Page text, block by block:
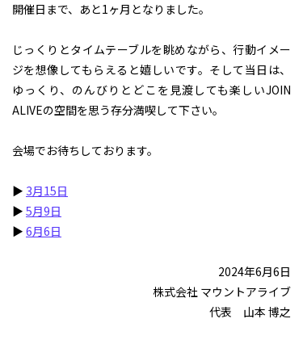
開催日まで、あと1ヶ月となりました。
じっくりとタイムテーブルを眺めながら、行動イメー
ジを想像してもらえると嬉しいです。そして当日は、
ゆっくり、のんびりとどこを見渡しても楽しいJOIN
ALIVEの空間を思う存分満喫して下さい。
会場でお待ちしております。
▶ 3月15日
▶ 5月9日
▶ 6月6日
2024年6月6日
株式会社 マウントアライブ
代表 山本 博之